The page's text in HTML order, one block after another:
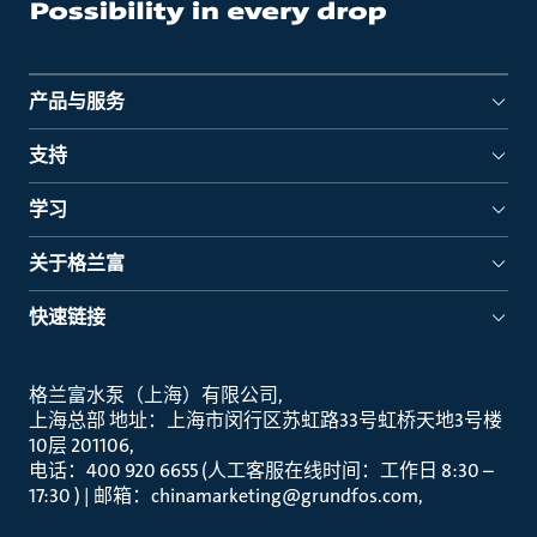
产品与服务
支持
学习
关于格兰富
快速链接
格兰富水泵（上海）有限公司
上海总部 地址：上海市闵行区苏虹路33号虹桥天地3号楼
10层 201106
电话：400 920 6655 (人工客服在线时间：工作日 8:30 –
17:30 ) | 邮箱：chinamarketing@grundfos.com